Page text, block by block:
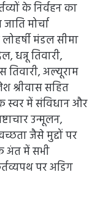
के निर्वहन का
मोर्चा
मंडल सीमा
धन्नू तिवारी,
तिवारी, अल्यूराम
श्रीवास सहित
स्वर में संविधान और
उन्मूलन,
जैसे मुद्दों पर
अंत में सभी
पर अडिग